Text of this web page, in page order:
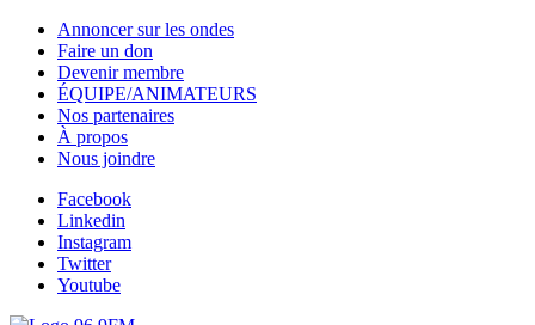
Annoncer sur les ondes
Faire un don
Devenir membre
ÉQUIPE/ANIMATEURS
Nos partenaires
À propos
Nous joindre
Facebook
Linkedin
Instagram
Twitter
Youtube